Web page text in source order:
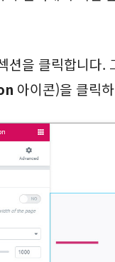
션을 클릭합니다.
아이콘)을 클릭